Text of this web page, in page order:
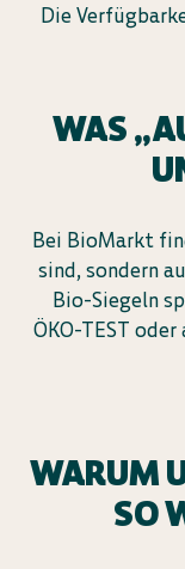
Die
WAS
Bei BioMarkt
sind, sondern
Bio-Siegeln
ÖKO-TEST
WARUM
SO